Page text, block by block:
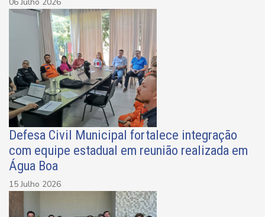
Defesa Civil Municipal fortalece integração
com equipe estadual em reunião realizada em
Água Boa
15 Julho 2026